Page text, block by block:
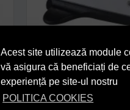
Acest site utilizează module
vă asigura că beneficiați de
experiență pe site-ul nostru
POLITICA COOKIES
Decapsator
2,64 lei + TVA
3,19 lei TVA inclus